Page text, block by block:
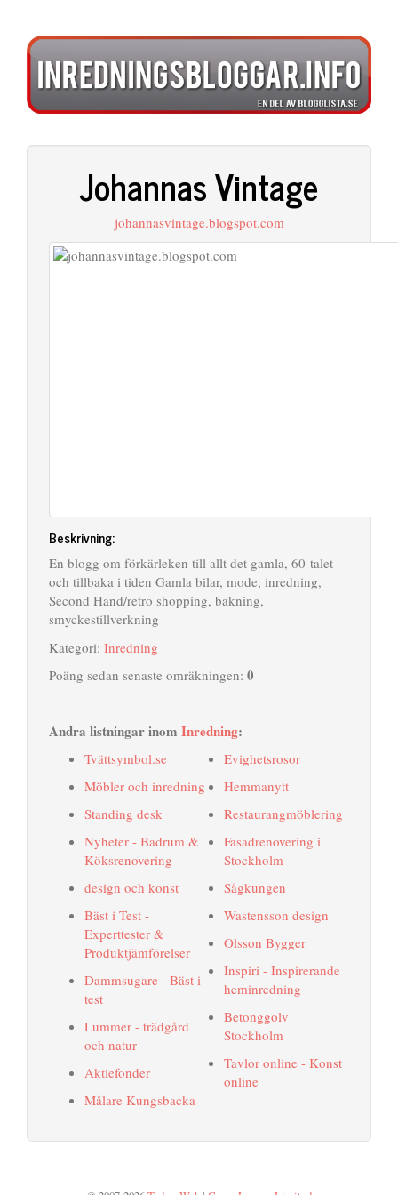
Johannas Vintage
johannasvintage.blogspot.com
Beskrivning:
En blogg om förkärleken till allt det gamla, 60-talet
och tillbaka i tiden Gamla bilar, mode, inredning,
Second Hand/retro shopping, bakning,
smyckestillverkning
Kategori: Inredning
Poäng sedan senaste omräkningen: 0
Andra listningar inom Inredning:
Tvättsymbol.se
Möbler och inredning
Standing desk
Nyheter - Badrum &
Köksrenovering
design och konst
Bäst i Test -
Experttester &
Produktjämförelser
Dammsugare - Bäst i
test
Lummer - trädgård
och natur
Aktiefonder
Målare Kungsbacka
Evighetsrosor
Hemmanytt
Restaurangmöblering
Fasadrenovering i
Stockholm
Sågkungen
Wastensson design
Olsson Bygger
Inspiri - Inspirerande
heminredning
Betonggolv
Stockholm
Tavlor online - Konst
online